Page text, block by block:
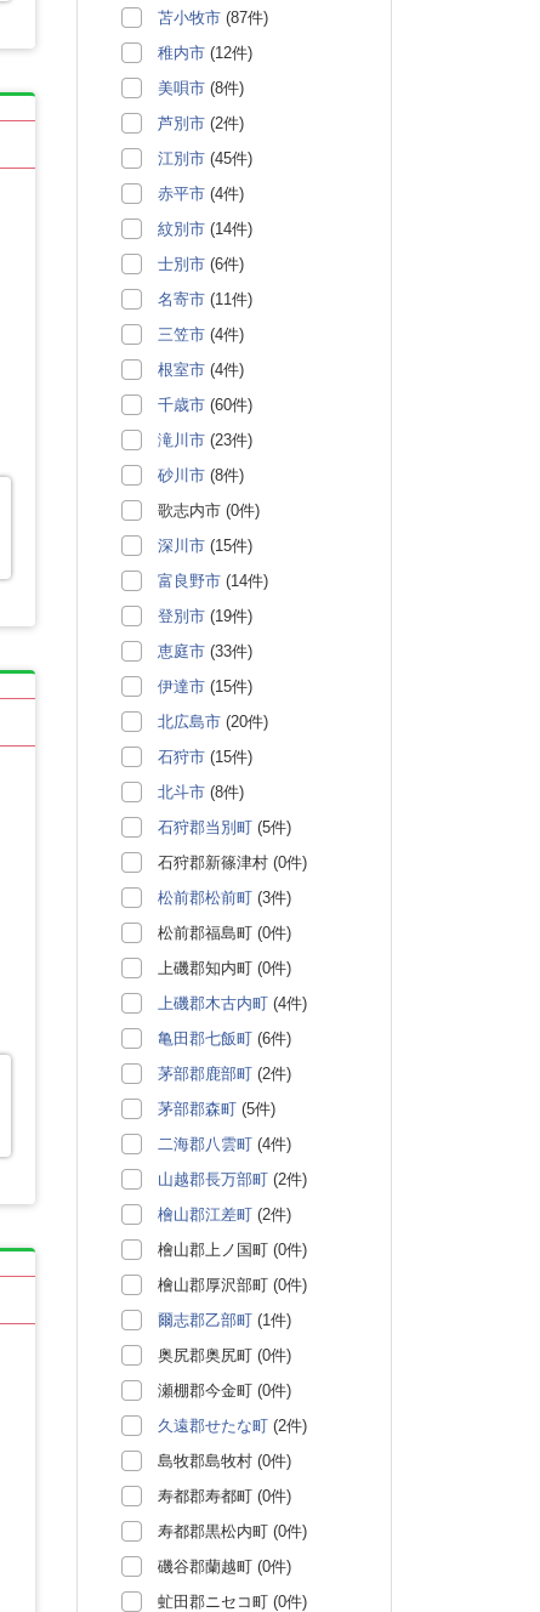
苫小牧市 (87件)
稚内市 (12件)
美唄市 (8件)
芦別市 (2件)
江別市 (45件)
赤平市 (4件)
紋別市 (14件)
士別市 (6件)
名寄市 (11件)
三笠市 (4件)
根室市 (4件)
千歳市 (60件)
滝川市 (23件)
砂川市 (8件)
歌志内市 (0件)
深川市 (15件)
富良野市 (14件)
登別市 (19件)
恵庭市 (33件)
伊達市 (15件)
北広島市 (20件)
石狩市 (15件)
北斗市 (8件)
石狩郡当別町 (5件)
石狩郡新篠津村 (0件)
松前郡松前町 (3件)
松前郡福島町 (0件)
上磯郡知内町 (0件)
上磯郡木古内町 (4件)
亀田郡七飯町 (6件)
茅部郡鹿部町 (2件)
茅部郡森町 (5件)
二海郡八雲町 (4件)
山越郡長万部町 (2件)
檜山郡江差町 (2件)
檜山郡上ノ国町 (0件)
檜山郡厚沢部町 (0件)
爾志郡乙部町 (1件)
奥尻郡奥尻町 (0件)
瀬棚郡今金町 (0件)
久遠郡せたな町 (2件)
島牧郡島牧村 (0件)
寿都郡寿都町 (0件)
寿都郡黒松内町 (0件)
磯谷郡蘭越町 (0件)
虻田郡ニセコ町 (0件)